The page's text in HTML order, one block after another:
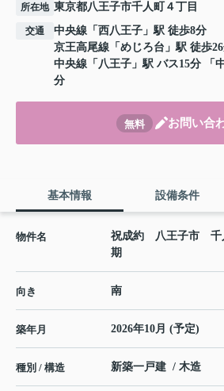
所在地 東京都八王子市千人町４丁目
交通 中央線 「 西八王子 」駅 徒歩8分
京王高尾線 「 めじろ台 」駅 徒歩
中央線 「 八王子 」駅 バス15分 「
分
無料 お問い合
基本情報 設備条件
物件名
祝成約 八王子市
期
向き 南
築年月 2026年10月 (予定)
種別 / 構造 新築一戸建 / 木造